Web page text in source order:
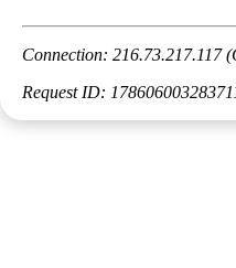
Connection: 216.73.217.117
Request ID: